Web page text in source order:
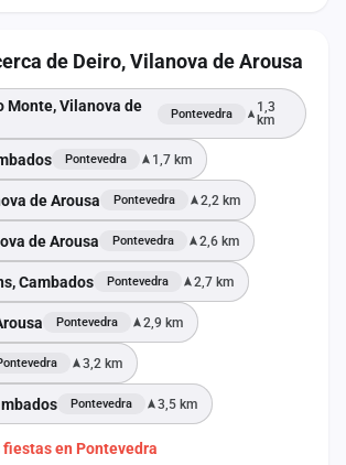
de Deiro, Vilanova de Arousa
Monte, Vilanova de
Pontevedra
1,3
km
Pontevedra 1,7 km
de Arousa Pontevedra 2,2 km
de Arousa Pontevedra 2,6 km
Cambados Pontevedra 2,7 km
Pontevedra 2,9 km
3,2 km
Pontevedra 3,5 km
en Pontevedra